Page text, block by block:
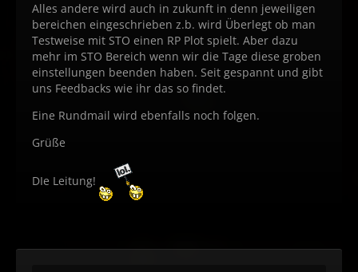
Alles andere wird auch in zukunft in denn jeweiligen
bereichen eingeschrieben z.b. wird Überlegt ob man
Testweise mit STO einen RP Plot spielt. Aber dazu
mehr im STO Bereich wenn wir die Tage diese groben
einstellungen beenden haben. Seit gespannt und gibt
uns Feedbacks wie ihr das so findet.
Eine Rundmail wird ebenfalls noch folgen.
Grüße
DIe Leitung!